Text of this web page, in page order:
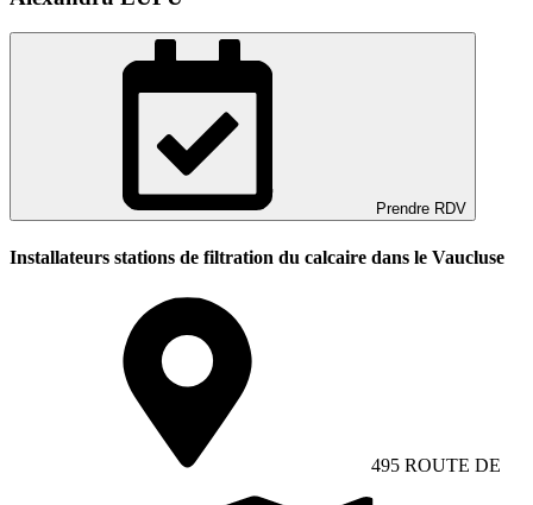
Prendre RDV
Installateurs stations de filtration du calcaire dans le Vaucluse
495 ROUTE DE